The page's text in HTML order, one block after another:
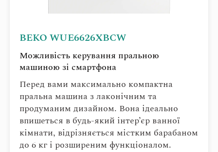
BEKO WUE6626XBCW
Можливість керування пральною
машиною зі смартфона
Перед вами максимально компактна
пральна машина з лаконічним та
продуманим дизайном. Вона ідеально
впишеться в будь-який інтер’єр ванної
кімнати, відрізняється містким барабаном
до 6 кг і розширеним функціоналом.